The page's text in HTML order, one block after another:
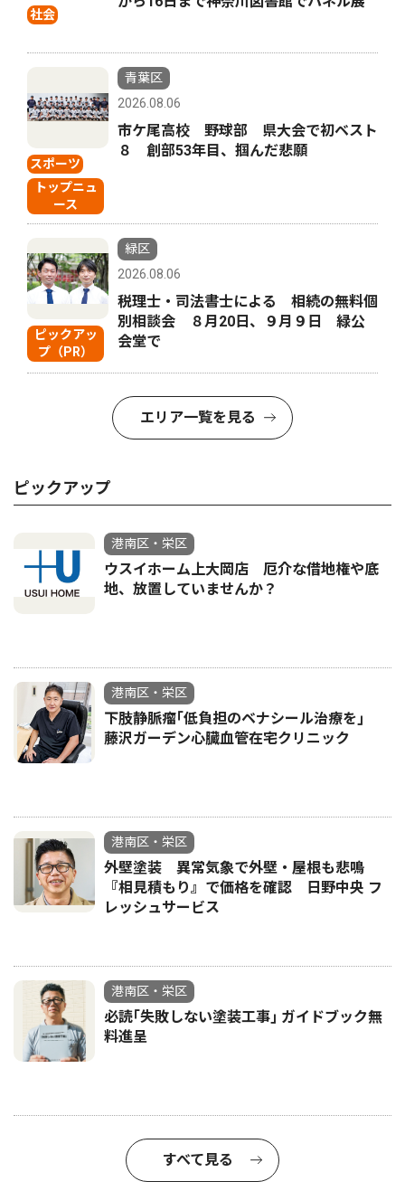
社会
スポーツ
トップニュ
ース
青葉区
2026.08.06
市ケ尾高校 野球部 県大会で初ベスト
８ 創部53年目、掴んだ悲願
ピックアッ
プ（PR）
緑区
2026.08.06
税理士・司法書士による 相続の無料個
別相談会 ８月20日、９月９日 緑公
会堂で
エリア一覧を見る
ピックアップ
港南区・栄区
ウスイホーム上大岡店 厄介な借地権や底
地、放置していませんか？
港南区・栄区
下肢静脈瘤｢低負担のベナシール治療を｣
藤沢ガーデン心臓血管在宅クリニック
港南区・栄区
外壁塗装 異常気象で外壁・屋根も悲鳴
『相見積もり』で価格を確認 日野中央 フ
レッシュサービス
港南区・栄区
必読｢失敗しない塗装工事｣ ガイドブック無
料進呈
すべて見る